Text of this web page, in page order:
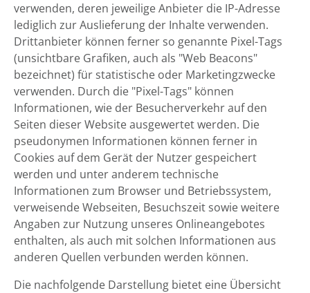
verwenden, deren jeweilige Anbieter die IP-Adresse
lediglich zur Auslieferung der Inhalte verwenden.
Drittanbieter können ferner so genannte Pixel-Tags
(unsichtbare Grafiken, auch als "Web Beacons"
bezeichnet) für statistische oder Marketingzwecke
verwenden. Durch die "Pixel-Tags" können
Informationen, wie der Besucherverkehr auf den
Seiten dieser Website ausgewertet werden. Die
pseudonymen Informationen können ferner in
Cookies auf dem Gerät der Nutzer gespeichert
werden und unter anderem technische
Informationen zum Browser und Betriebssystem,
verweisende Webseiten, Besuchszeit sowie weitere
Angaben zur Nutzung unseres Onlineangebotes
enthalten, als auch mit solchen Informationen aus
anderen Quellen verbunden werden können.
Die nachfolgende Darstellung bietet eine Übersicht